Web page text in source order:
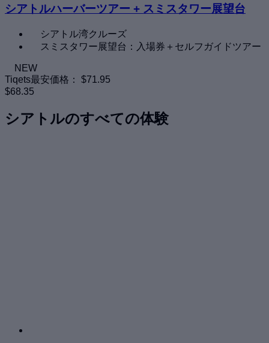
シアトルハーバーツアー + スミスタワー展望台
シアトル湾クルーズ
スミスタワー展望台：入場券＋セルフガイドツアー
NEW
Tiqets最安価格：
$71.95
$68.35
シアトルのすべての体験